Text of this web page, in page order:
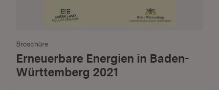
Broschüre
Erneuerbare Energien in Baden-
Württemberg 2021